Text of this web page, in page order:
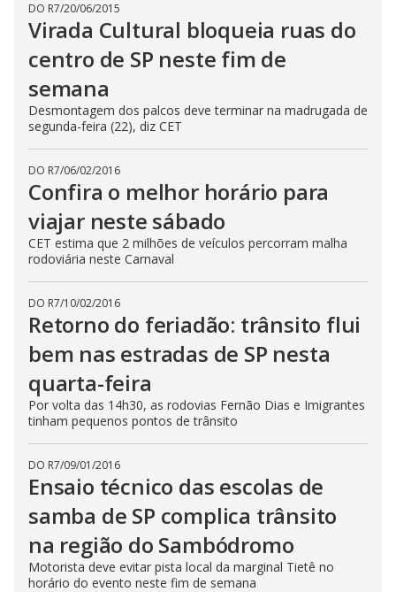
DO R7/20/06/2015
Virada Cultural bloqueia ruas do
centro de SP neste fim de
semana
Desmontagem dos palcos deve terminar na madrugada de
segunda-feira (22), diz CET
DO R7/06/02/2016
Confira o melhor horário para
viajar neste sábado
CET estima que 2 milhões de veículos percorram malha
rodoviária neste Carnaval
DO R7/10/02/2016
Retorno do feriadão: trânsito flui
bem nas estradas de SP nesta
quarta-feira
Por volta das 14h30, as rodovias Fernão Dias e Imigrantes
tinham pequenos pontos de trânsito
DO R7/09/01/2016
Ensaio técnico das escolas de
samba de SP complica trânsito
na região do Sambódromo
Motorista deve evitar pista local da marginal Tietê no
horário do evento neste fim de semana